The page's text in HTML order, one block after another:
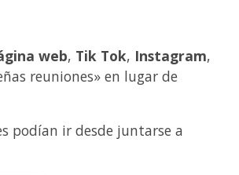
web, Tik Tok, Instagram,
reuniones» en lugar de
podían ir desde juntarse a